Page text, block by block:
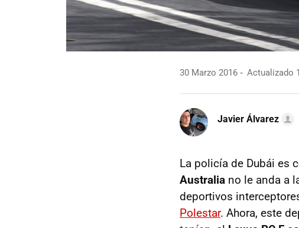
30 Marzo 2016 Actualizado
Javier Álvarez
La policía de Dubái es
Australia no le anda a
deportivos
Polestar. Ahora, este